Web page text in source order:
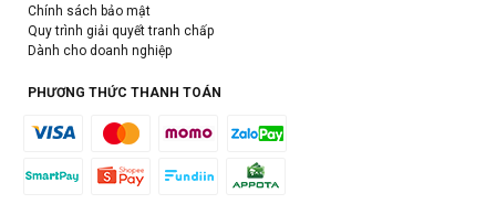
Chính sách bảo mật
Quy trình giải quyết tranh chấp
Dành cho doanh nghiệp
PHƯƠNG THỨC THANH TOÁN